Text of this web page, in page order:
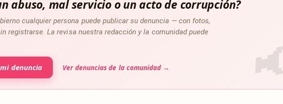
abuso, mal servicio o un acto de corrupción?
cualquier persona puede publicar su denuncia — con fotos,
registrarse. La revisa nuestra redacción y la comunidad puede
denuncia Ver denuncias de la comunidad →